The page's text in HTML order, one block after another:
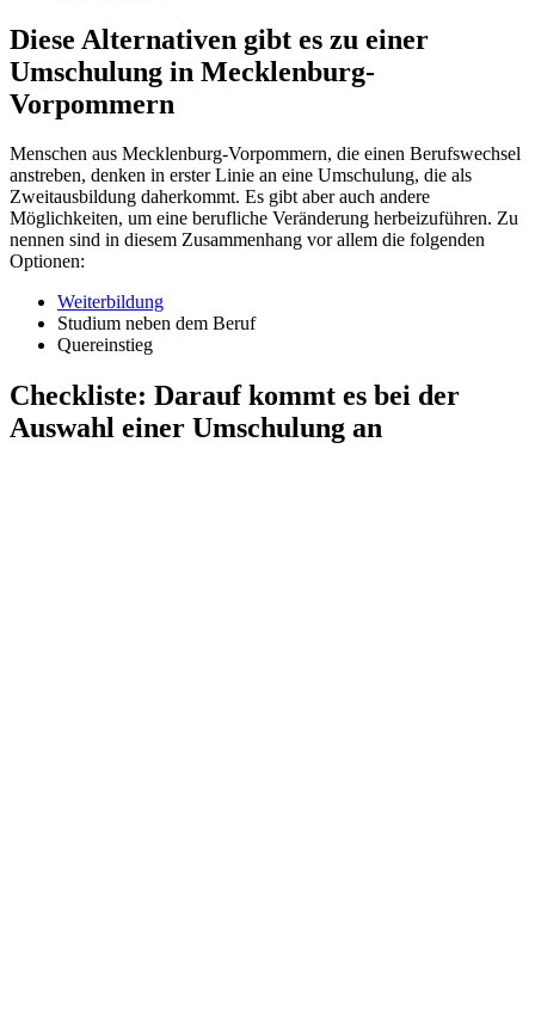
Diese Alternativen gibt es zu einer
Umschulung in Mecklenburg-
Vorpommern
Menschen aus Mecklenburg-Vorpommern, die einen Berufswechsel
anstreben, denken in erster Linie an eine Umschulung, die als
Zweitausbildung daherkommt. Es gibt aber auch andere
Möglichkeiten, um eine berufliche Veränderung herbeizuführen. Zu
nennen sind in diesem Zusammenhang vor allem die folgenden
Optionen:
Weiterbildung
Studium neben dem Beruf
Quereinstieg
Checkliste: Darauf kommt es bei der
Auswahl einer Umschulung an